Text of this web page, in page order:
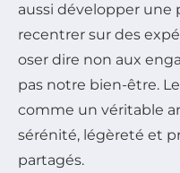
aussi développer une
recentrer sur des
oser dire non aux
pas notre bien-être.
comme un véritable
sérénité, légèreté et
partagés.